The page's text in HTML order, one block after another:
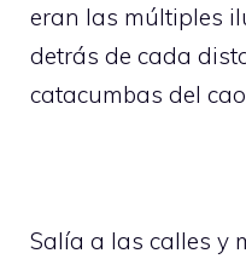
eran las múltiples
detrás de cada
catacumbas del
Salía a las calles y